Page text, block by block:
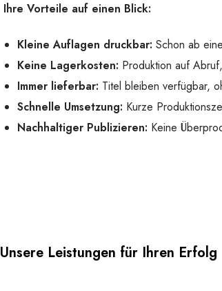
Ihre Vorteile auf einen Blick:
Kleine Auflagen druckbar: Schon ab
Keine Lagerkosten: Produktion auf
Immer lieferbar: Titel bleiben verfügbar,
Schnelle Umsetzung: Kurze
Nachhaltiger Publizieren: Keine
Unsere Leistungen für Ihren Erfolg